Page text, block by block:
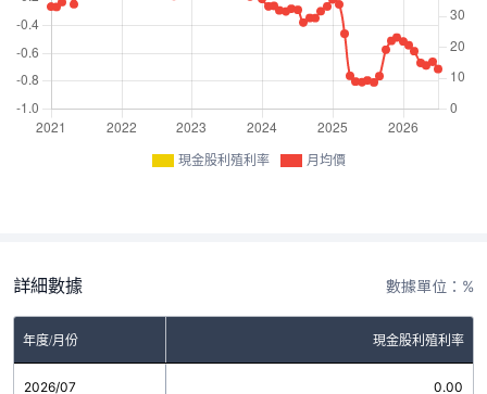
現金股利殖利率 月均價
詳細數據 數據單位：%
年度/月份 現金股利殖利率
2026/07 0.00